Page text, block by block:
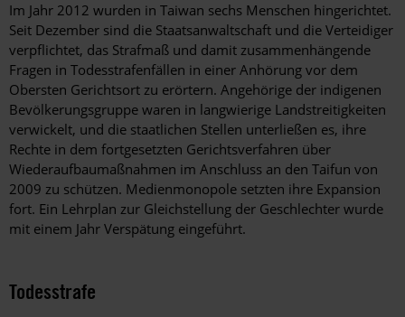
Im Jahr 2012 wurden in Taiwan sechs Menschen hingerichtet.
Seit Dezember sind die Staatsanwaltschaft und die Verteidiger
verpflichtet, das Strafmaß und damit zusammenhängende
Fragen in Todesstrafenfällen in einer Anhörung vor dem
Obersten Gerichtsort zu erörtern. Angehörige der indigenen
Bevölkerungsgruppe waren in langwierige Landstreitigkeiten
verwickelt, und die staatlichen Stellen unterließen es, ihre
Rechte in dem fortgesetzten Gerichtsverfahren über
Wiederaufbaumaßnahmen im Anschluss an den Taifun von
2009 zu schützen. Medienmonopole setzten ihre Expansion
fort. Ein Lehrplan zur Gleichstellung der Geschlechter wurde
mit einem Jahr Verspätung eingeführt.
Todesstrafe